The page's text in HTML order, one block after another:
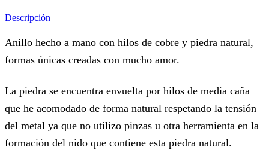
Descripción
Anillo hecho a mano con hilos de cobre y piedra natural,
formas únicas creadas con mucho amor.
La piedra se encuentra envuelta por hilos de media caña
que he acomodado de forma natural respetando la tensión
del metal ya que no utilizo pinzas u otra herramienta en la
formación del nido que contiene esta piedra natural.